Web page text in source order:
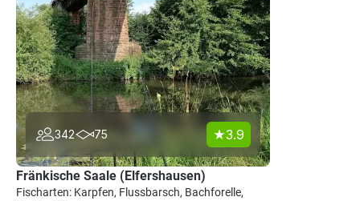
342 75 3.9
Fränkische Saale (Elfershausen)
Fischarten: Karpfen, Flussbarsch, Bachforelle,